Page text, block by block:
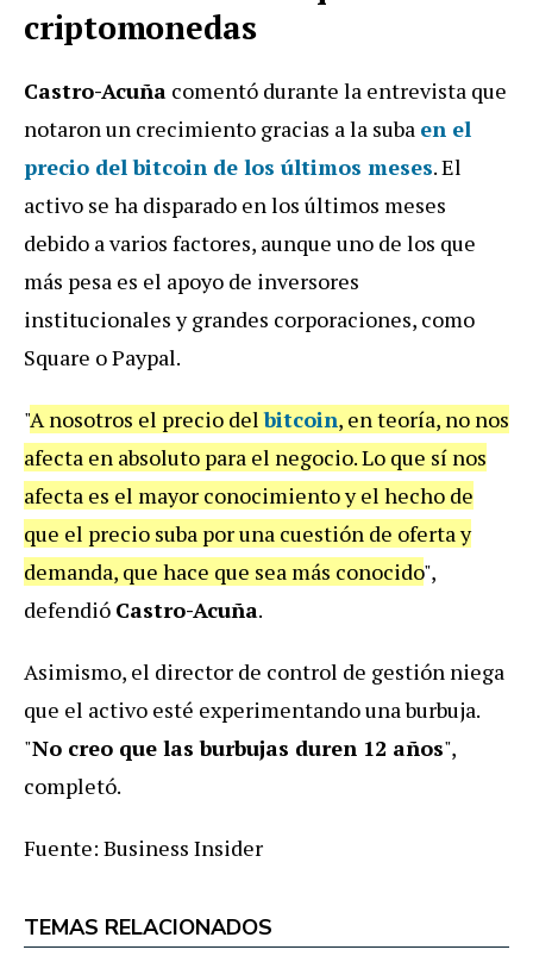
criptomonedas
Castro-Acuña comentó durante la entrevista que
notaron un crecimiento gracias a la suba en el
precio del bitcoin de los últimos meses. El
activo se ha disparado en los últimos meses
debido a varios factores, aunque uno de los que
más pesa es el apoyo de inversores
institucionales y grandes corporaciones, como
Square o Paypal.
"A nosotros el precio delbitcoin, en teoría, no nos
afecta en absoluto para el negocio. Lo que sí nos
afecta es el mayor conocimiento y el hecho de
que el precio suba por una cuestión de oferta y
demanda, que hace que sea más conocido",
defendió Castro-Acuña.
Asimismo, el director de control de gestión niega
que el activo esté experimentando una burbuja.
"No creo que las burbujas duren 12 años",
completó.
Fuente: Business Insider
TEMAS RELACIONADOS